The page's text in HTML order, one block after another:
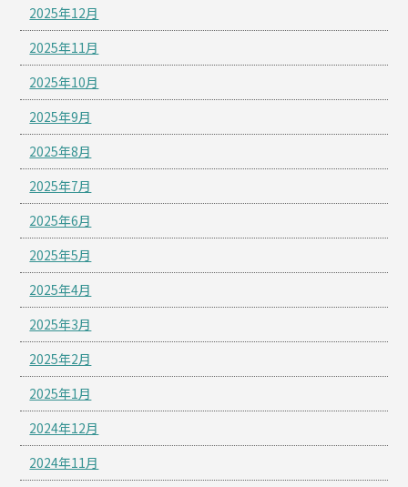
2025年12月
2025年11月
2025年10月
2025年9月
2025年8月
2025年7月
2025年6月
2025年5月
2025年4月
2025年3月
2025年2月
2025年1月
2024年12月
2024年11月